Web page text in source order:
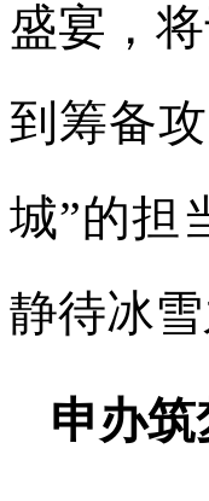
盛宴，
到筹备
城”的担
静待冰雪
申办